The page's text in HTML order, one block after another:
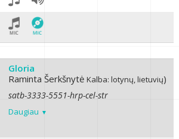
Gloria
Raminta ŠerkšnytėKalba: lotynų, lietuvių)
satb-3333-5551-hrp-cel-str
Daugiau